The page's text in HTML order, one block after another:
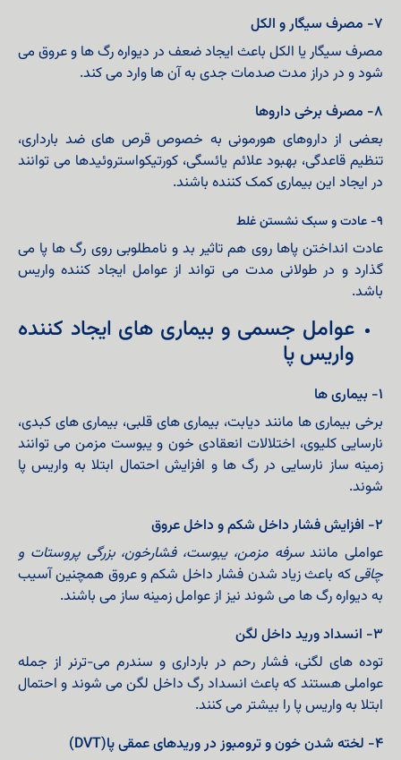
۷- مصرف سیگار و الکل
مصرف سیگار یا الکل باعث ایجاد ضعف در دیواره رگ ها و عروق می
شود و در دراز مدت صدمات جدی به آن ها وارد می کند.
۸- مصرف برخی داروها
بعضی از داروهای هورمونی به خصوص قرص های ضد بارداری،
تنظیم قاعدگی، بهبود علائم یائسگی، کورتیکواستروئیدها می توانند
در ایجاد این بیماری کمک کننده باشند.
۹- عادت و سبک نشستن غلط
عادت انداختن پاها روی هم تاثیر بد و نامطلوبی روی رگ ها پا می
گذارد و در طولانی مدت می تواند از عوامل ایجاد کننده واریس
باشد.
عوامل جسمی و بیماری های ایجاد کننده
واریس پا
۱- بیماری ها
برخی بیماری ها مانند دیابت، بیماری های قلبی، بیماری های کبدی،
نارسایی کلیوی، اختلالات انعقادی خون و یبوست مزمن می توانند
زمینه ساز نارسایی در رگ ها و افزایش احتمال ابتلا به واریس پا
شوند.
۲- افزایش فشار داخل شکم و داخل عروق
عواملی مانندسرفه مزمن، یبوست، فشارخون، بزرگی پروستات و
چاقیکه باعث زیاد شدن فشار داخل شکم و عروق همچنین آسیب
به دیواره رگ ها می شوند نیز از عوامل زمینه ساز می باشند.
۳- انسداد ورید داخل لگن
توده های لگنی، فشار رحم در بارداری و سندرم می-ترنر از جمله
عواملی هستند که باعث انسداد رگ داخل لگن می شوند و احتمال
ابتلا به واریس پا را بیشتر می کنند.
۴- لخته شدن خون و ترومبوز در وریدهای عمقی پا(DVT)